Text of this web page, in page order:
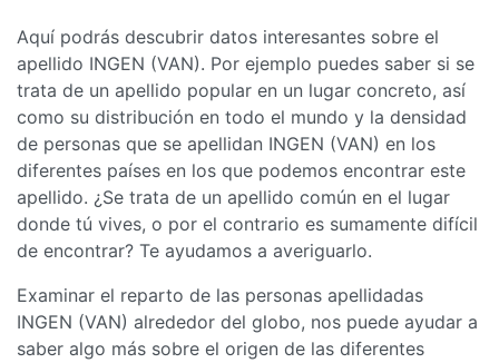
Aquí podrás descubrir datos interesantes sobre el
apellido INGEN (VAN). Por ejemplo puedes saber si se
trata de un apellido popular en un lugar concreto, así
como su distribución en todo el mundo y la densidad
de personas que se apellidan INGEN (VAN) en los
diferentes países en los que podemos encontrar este
apellido. ¿Se trata de un apellido común en el lugar
donde tú vives, o por el contrario es sumamente difícil
de encontrar? Te ayudamos a averiguarlo.
Examinar el reparto de las personas apellidadas
INGEN (VAN) alrededor del globo, nos puede ayudar a
saber algo más sobre el origen de las diferentes